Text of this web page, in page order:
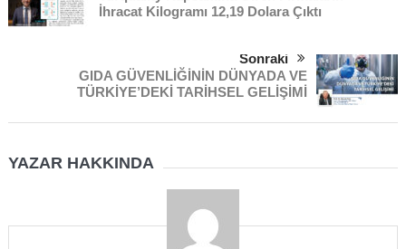
İhracat Kilogramı 12,19 Dolara Çıktı
Sonraki
GIDA GÜVENLİĞİNİN DÜNYADA VE
TÜRKİYE’DEKİ TARİHSEL GELİŞİMİ
YAZAR HAKKINDA